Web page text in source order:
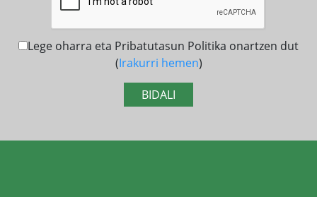
Lege oharra eta Pribatutasun Politika onartzen dut
(Irakurri hemen)
BIDALI